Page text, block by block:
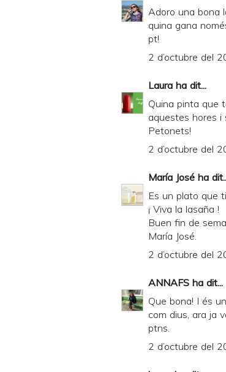
Adoro una bona
quina gana
pt!
2 d’octubre del
Laura ha dit...
Quina pinta que
aquestes hores i
Petonets!
2 d’octubre del
María José ha
Es un plato que
¡ Viva la lasaña !
Buen fin de
María José.
2 d’octubre del
ANNAFS ha dit...
Que bona! I és
com dius, ara ja
ptns.
2 d’octubre del